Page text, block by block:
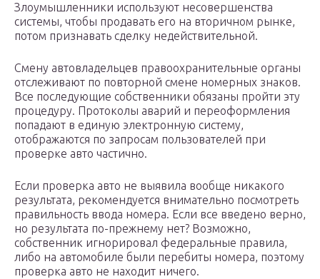
Злоумышленники используют несовершенства
системы, чтобы продавать его на вторичном рынке,
потом признавать сделку недействительной.
Смену автовладельцев правоохранительные органы
отслеживают по повторной смене номерных знаков.
Все последующие собственники обязаны пройти эту
процедуру. Протоколы аварий и переоформления
попадают в единую электронную систему,
отображаются по запросам пользователей при
проверке авто частично.
Если проверка авто не выявила вообще никакого
результата, рекомендуется внимательно посмотреть
правильность ввода номера. Если все введено верно,
но результата по-прежнему нет? Возможно,
собственник игнорировал федеральные правила,
либо на автомобиле были перебиты номера, поэтому
проверка авто не находит ничего.